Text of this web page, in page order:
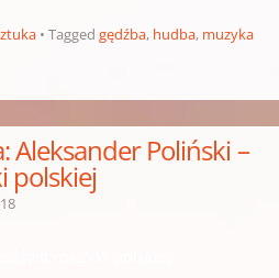
Tagged gędźba, hudba, muzyka
Aleksander Poliński –
polskiej